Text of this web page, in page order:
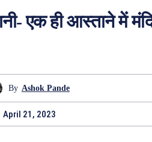
एक ही आस्ताने में
By Ashok Pande
April 21, 2023